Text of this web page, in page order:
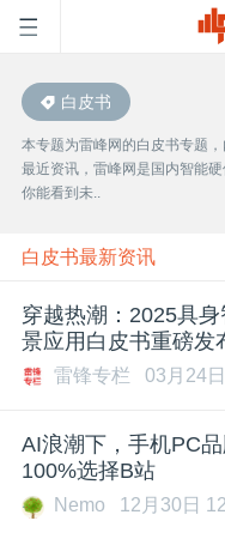
首
页
雷
峰
公
白皮书
本专题为雷峰网的白皮书专题
最近资讯，雷峰网是国内智能
你能看到未..
白皮书最新资讯
穿越热潮：2025具
景应用白皮书重磅发
雷锋专栏 03月24
AI浪潮下，手机PC
100%选择B站
Nemo 12月30日